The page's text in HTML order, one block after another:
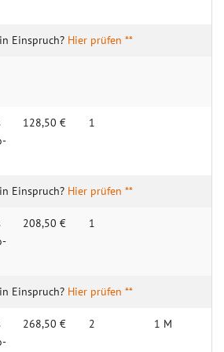
Hier prüfen **
128,50 € 1
Hier prüfen **
208,50 € 1
Hier prüfen **
268,50 € 2 1 M